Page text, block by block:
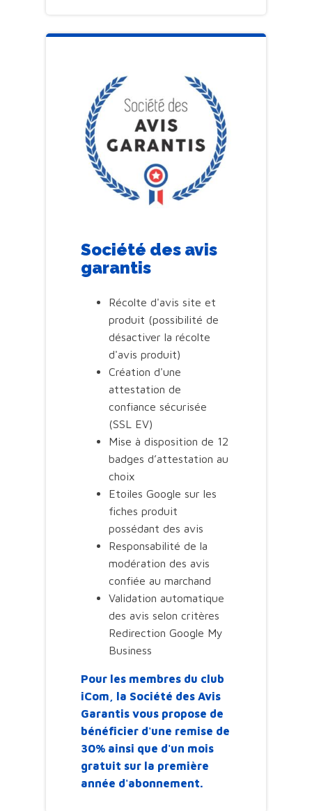
Société des avis
garantis
Récolte d'avis site et
produit (possibilité de
désactiver la récolte
d'avis produit)
Création d'une
attestation de
confiance sécurisée
(SSL EV)
Mise à disposition de 12
badges d’attestation au
choix
Etoiles Google sur les
fiches produit
possédant des avis
Responsabilité de la
modération des avis
confiée au marchand
Validation automatique
des avis selon critères
Redirection Google My
Business
Pour les membres du club
iCom, la Société des Avis
Garantis vous propose de
bénéficier d'une remise de
30% ainsi que d'un mois
gratuit sur la première
année d'abonnement.